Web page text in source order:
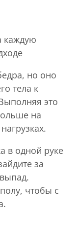
каждую
но оно
тела к
это
на
в одной руке
за
чтобы с